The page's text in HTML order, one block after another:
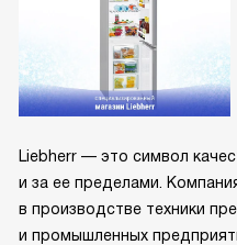
Liebherr — это символ
и за ее пределами.
в производстве техники
и промышленных